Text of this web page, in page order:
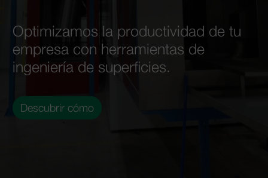
Optimizamos la productividad de tu
empresa con herramientas de
ingeniería de superficies.
Descubrir cómo